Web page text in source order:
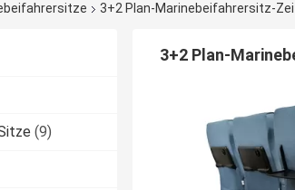
3+2 Plan-Marinebeifahrersitz-
(9)
3+2 Plan-